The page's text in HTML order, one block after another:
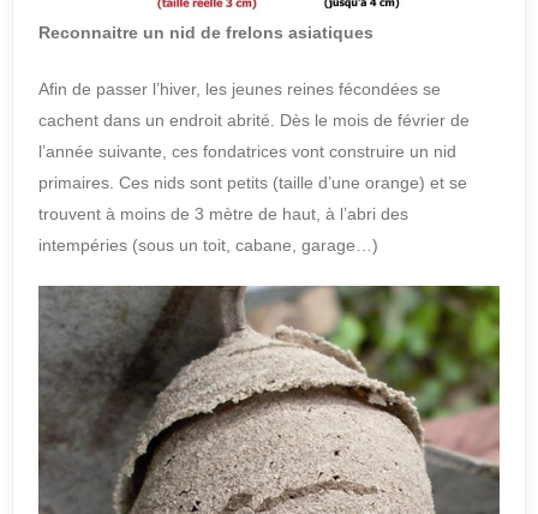
Reconnaitre un nid de frelons asiatiques
Afin de passer l’hiver, les jeunes reines fécondées se
cachent dans un endroit abrité. Dès le mois de février de
l’année suivante, ces fondatrices vont construire un nid
primaires. Ces nids sont petits (taille d’une orange) et se
trouvent à moins de 3 mètre de haut, à l’abri des
intempéries (sous un toit, cabane, garage…)